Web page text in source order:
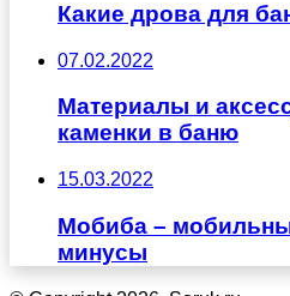
Какие дрова для
07.02.2022
Материалы и
каменки в баню
15.03.2022
Мобиба –
минусы